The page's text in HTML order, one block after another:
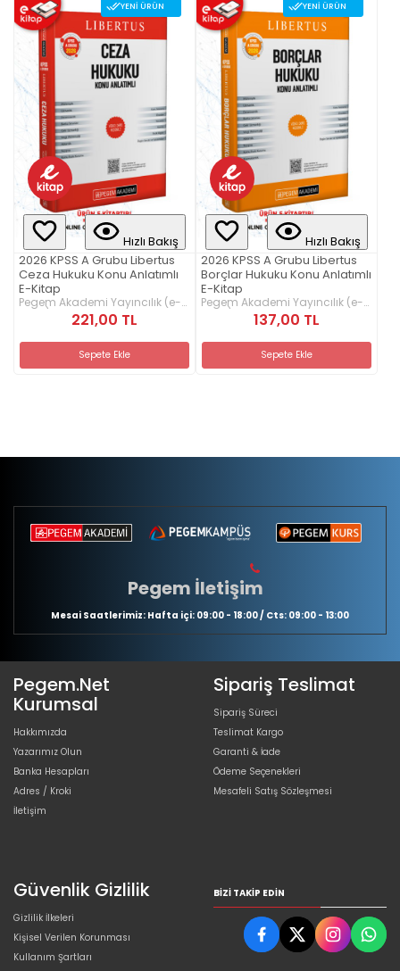
YENI ÜRÜN
Hızlı Bakış
2026 KPSS A Grubu Libertus
Ceza Hukuku Konu Anlatımlı
E-Kitap
Pegem Akademi Yayıncılık (e-
kitap) 221,00 TL
Sepete Ekle
YENI ÜRÜN
Hızlı Bakış
2026 KPSS A Grubu Libertus
Borçlar Hukuku Konu Anlatımlı
E-Kitap
Pegem Akademi Yayıncılık (e-
kitap) 137,00 TL
Sepete Ekle
Pegem İletişim
Mesai Saatlerimiz: Hafta içi: 09:00 - 18:00 / Cts: 09:00 - 13:00
Pegem.Net
Kurumsal
Hakkımızda
Yazarımız Olun
Banka Hesapları
Adres / Kroki
İletişim
Sipariş Teslimat
Sipariş Süreci
Teslimat Kargo
Garanti & İade
Ödeme Seçenekleri
Mesafeli Satış Sözleşmesi
Güvenlik Gizlilik
Gizlilik İlkeleri
Kişisel Verilen Korunması
Kullanım Şartları
BIZI TAKIP EDIN